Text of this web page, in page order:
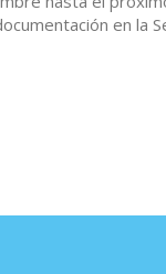
en la